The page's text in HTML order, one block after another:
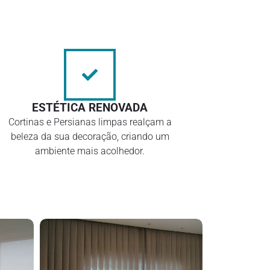
ESTÉTICA RENOVADA
Cortinas e Persianas limpas realçam a
beleza da sua decoração, criando um
ambiente mais acolhedor.